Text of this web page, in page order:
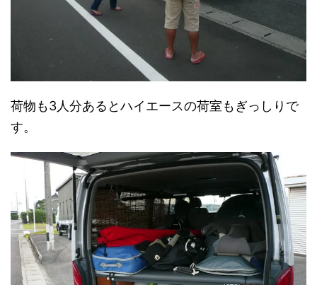
荷物も3人分あるとハイエースの荷室もぎっしりで
す。